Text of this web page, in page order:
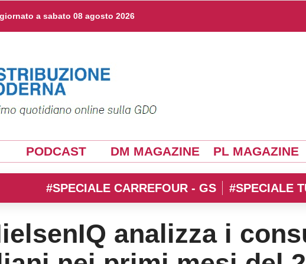
a sabato 08 agosto 2026
PODCAST DM MAGAZINE PL MAGAZINE
#SPECIALE CARREFOUR - GS #SPECIALE
analizza i